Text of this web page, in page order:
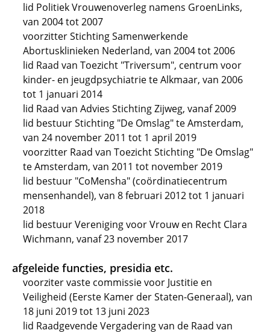
lid Politiek Vrouwenoverleg namens GroenLinks,
van 2004 tot 2007
voorzitter Stichting Samenwerkende
Abortusklinieken Nederland, van 2004 tot 2006
lid Raad van Toezicht "Triversum", centrum voor
kinder- en jeugdpsychiatrie te Alkmaar, van 2006
tot 1 januari 2014
lid Raad van Advies Stichting Zijweg, vanaf 2009
lid bestuur Stichting "De Omslag" te Amsterdam,
van 24 november 2011 tot 1 april 2019
voorzitter Raad van Toezicht Stichting "De Omslag"
te Amsterdam, van 2011 tot november 2019
lid bestuur "CoMensha" (coördinatiecentrum
mensenhandel), van 8 februari 2012 tot 1 januari
2018
lid bestuur Vereniging voor Vrouw en Recht Clara
Wichmann, vanaf 23 november 2017
afgeleide functies, presidia etc.
voorziter vaste commissie voor Justitie en
Veiligheid (Eerste Kamer der Staten-Generaal), van
18 juni 2019 tot 13 juni 2023
lid Raadgevende Vergadering van de Raad van